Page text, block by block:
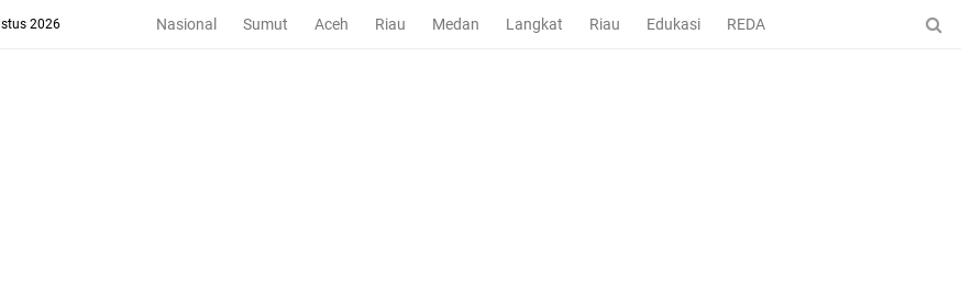
2026 Nasional Sumut Aceh Riau Medan Langkat Riau Edukasi REDAKSI